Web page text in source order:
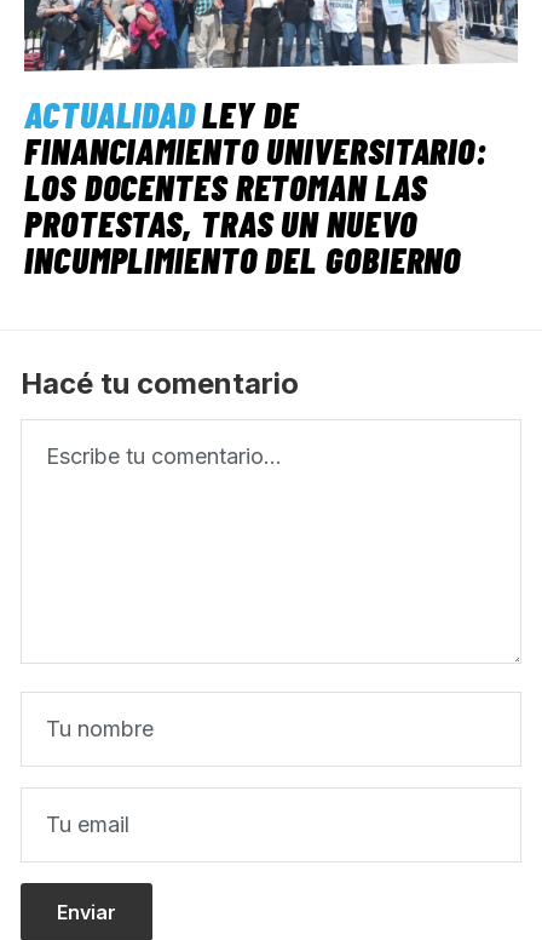
ACTUALIDADLEY DE
FINANCIAMIENTO UNIVERSITARIO:
LOS DOCENTES RETOMAN LAS
PROTESTAS, TRAS UN NUEVO
INCUMPLIMIENTO DEL GOBIERNO
Hacé tu comentario